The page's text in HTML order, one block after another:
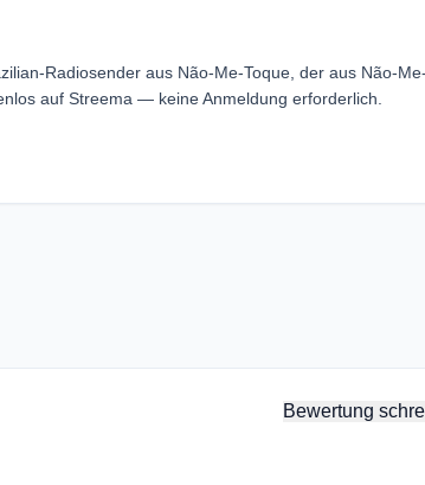
Radiosender aus Não-Me-Toque, der aus Não-Me-
auf Streema — keine Anmeldung erforderlich.
Bewertung